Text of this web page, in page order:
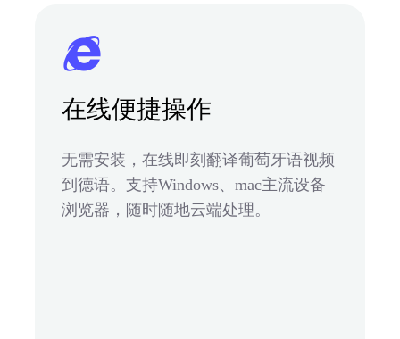
在线便捷操作
无需安装，在线即刻翻译葡萄牙语视频
到德语。支持Windows、mac主流设备
浏览器，随时随地云端处理。